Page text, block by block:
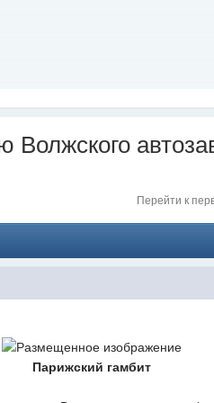
подтянется). Велком -
Волжского
Перейти к
Парижский гамбит